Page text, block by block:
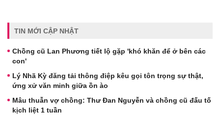
TIN MỚI CẬP NHẬT
Chồng cũ Lan Phương tiết lộ gặp 'khó khăn để ở bên các
con'
Lý Nhã Kỳ đăng tải thông điệp kêu gọi tôn trọng sự thật,
ứng xử văn minh giữa ồn ào
Mâu thuẫn vợ chồng: Thư Đan Nguyễn và chồng cũ đấu tố
kịch liệt 1 tuần